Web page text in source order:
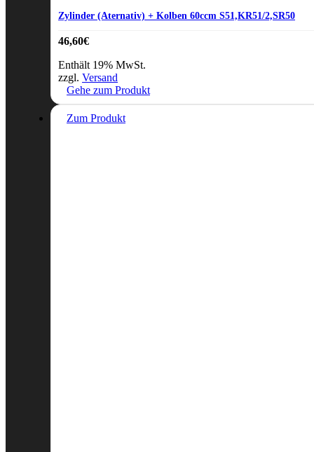
Zylinder (Aternativ) + Kolben 60ccm S51,KR51/2,SR50
46,60€
Enthält 19% MwSt.
zzgl. Versand
Gehe zum Produkt
Zum Produkt